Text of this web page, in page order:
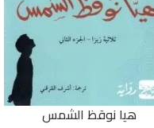
هيا نوقظ الشمس